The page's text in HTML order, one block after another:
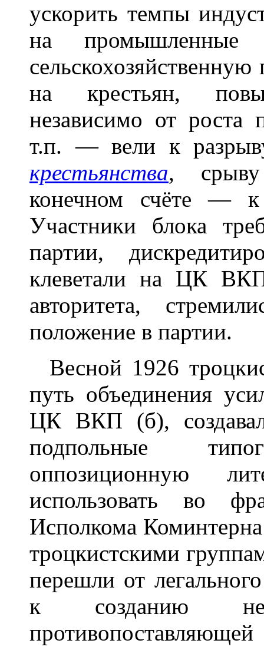
ускорить темпы
на
на крестьян,
независимо от роста
т.п. — вели к
крестьянства, срыву
конечном счёте — к
Участники блока
партии,
клеветали на ЦК
авторитета,
положение в партии.
Весной 1926
путь объединения
ЦК ВКП (б),
подпольные
оппозиционную
использовать во
Исполкома
троцкистскими
перешли от
к созданию